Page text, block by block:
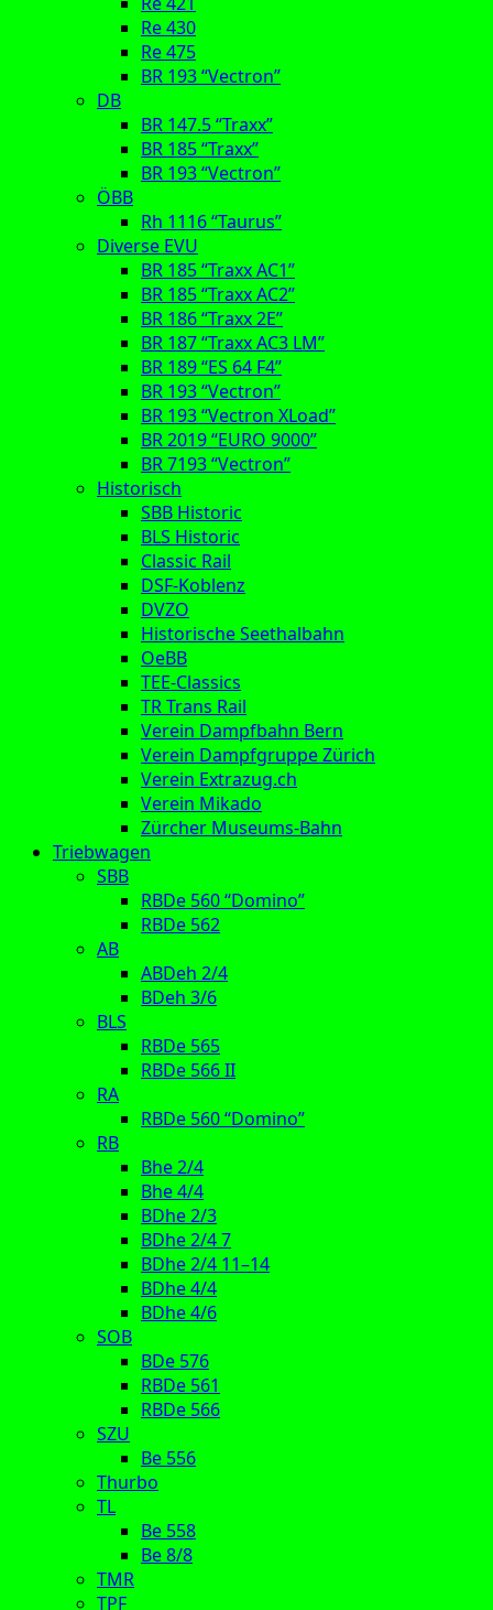
Re 430
Re 475
BR 193 “Vectron”
DB
BR 147.5 “Traxx”
BR 185 “Traxx”
BR 193 “Vectron”
ÖBB
Rh 1116 “Taurus”
Diverse EVU
BR 185 “Traxx AC1”
BR 185 “Traxx AC2”
BR 186 “Traxx 2E”
BR 187 “Traxx AC3 LM”
BR 189 “ES 64 F4”
BR 193 “Vectron”
BR 193 “Vectron XLoad”
BR 2019 “EURO 9000”
BR 7193 “Vectron”
Historisch
SBB Historic
BLS Historic
Classic Rail
DSF-Koblenz
DVZO
Historische Seethalbahn
OeBB
TEE-Classics
TR Trans Rail
Verein Dampfbahn Bern
Verein Dampfgruppe Zürich
Verein Extrazug.ch
Verein Mikado
Zürcher Museums-Bahn
Triebwagen
SBB
RBDe 560 “Domino”
RBDe 562
AB
ABDeh 2/4
BDeh 3/6
BLS
RBDe 565
RBDe 566 II
RA
RBDe 560 “Domino”
RB
Bhe 2/4
Bhe 4/4
BDhe 2/3
BDhe 2/4 7
BDhe 2/4 11–14
BDhe 4/4
BDhe 4/6
SOB
BDe 576
RBDe 561
RBDe 566
SZU
Be 556
Thurbo
TL
Be 558
Be 8/8
TMR
TPF